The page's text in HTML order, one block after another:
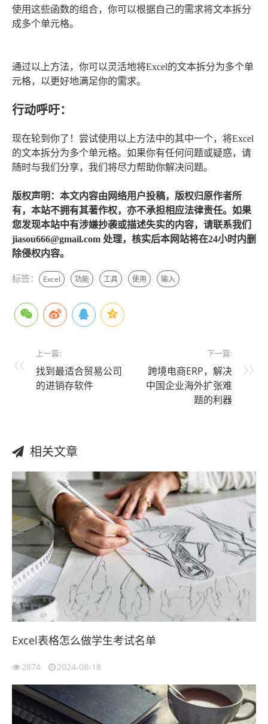
使用这些函数的组合，你可以根据自己的需求将文本拆分
成多个单元格。
通过以上方法，你可以灵活地将Excel的文本拆分为多个单
元格，以更好地满足你的需求。
行动呼吁：
现在轮到你了！尝试使用以上方法中的其中一个，将Excel
的文本拆分为多个单元格。如果你有任何问题或疑惑，请
随时与我们分享，我们将尽力帮助你解决问题。
版权声明：本文内容由网络用户投稿，版权归原作者所
有，本站不拥有其著作权，亦不承担相应法律责任。如果
您发现本站中有涉嫌抄袭或描述失实的内容，请联系我们
jiasou666@gmail.com 处理，核实后本网站将在24小时内删
除侵权内容。
标签： Excel 功能 工具 使用 输入
上一篇:
找到最适合贸易公司
的进销存软件
下一篇:
跨境电商ERP，解决
中国企业海外扩张难
题的利器
相关文章
Excel表格怎么做学生考试名单
2874 2024-08-18